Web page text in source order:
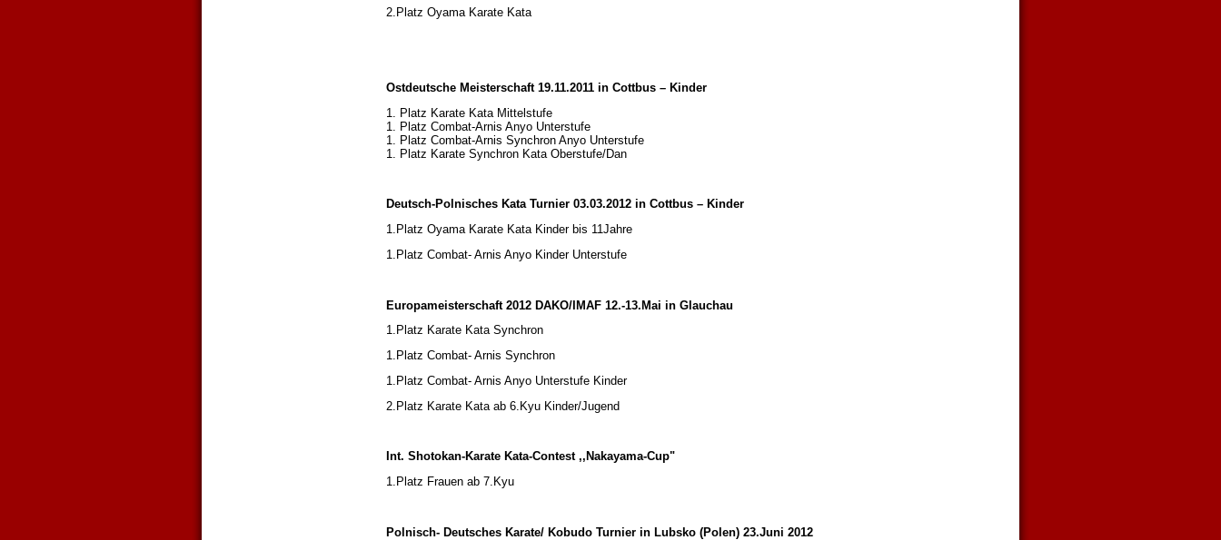
2.Platz Oyama Karate Kata
Ostdeutsche Meisterschaft 19.11.2011 in Cottbus – Kinder
1. Platz Karate Kata Mittelstufe
1. Platz Combat-Arnis Anyo Unterstufe
1. Platz Combat-Arnis Synchron Anyo Unterstufe
1. Platz Karate Synchron Kata Oberstufe/Dan
Deutsch-Polnisches Kata Turnier 03.03.2012 in Cottbus – Kinder
1.Platz Oyama Karate Kata Kinder bis 11Jahre
1.Platz Combat- Arnis Anyo Kinder Unterstufe
Europameisterschaft 2012 DAKO/IMAF 12.-13.Mai in Glauchau
1.Platz Karate Kata Synchron
1.Platz Combat- Arnis Synchron
1.Platz Combat- Arnis Anyo Unterstufe Kinder
2.Platz Karate Kata ab 6.Kyu Kinder/Jugend
Int. Shotokan-Karate Kata-Contest ,,Nakayama-Cup"
1.Platz Frauen ab 7.Kyu
Polnisch- Deutsches Karate/ Kobudo Turnier in Lubsko (Polen) 23.Juni 2012